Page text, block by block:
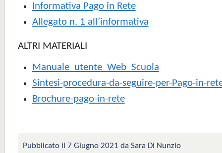
Informativa Pago in Rete
Allegato n. 1 all’informativa
ALTRI MATERIALI
Manuale_utente_Web_Scuola
Sintesi-procedura-da-seguire-per-Pago-in-
Brochure-pago-in-rete
Pubblicato il 7 Giugno 2021 da Sara Di Nunzio